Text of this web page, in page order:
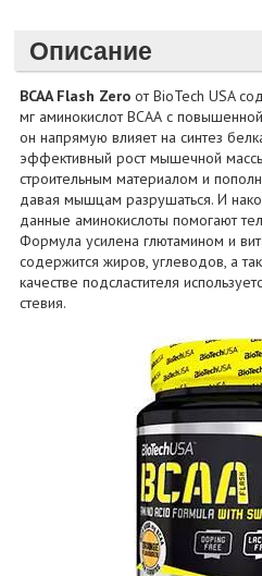
Описание
BCAA Flash Zero от BioTech USA
мг аминокислот ВСАА с
он напрямую влияет на синтез
эффективный рост мышечной
строительным материалом и
давая мышцам разрушаться. И
данные аминокислоты помогают
Формула усилена глютамином и
содержится жиров, углеводов, а
качестве подсластителя
стевия.